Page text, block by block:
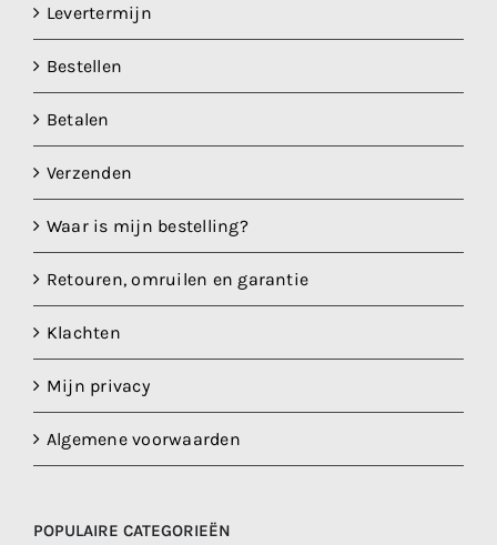
Levertermijn
Bestellen
Betalen
Verzenden
Waar is mijn bestelling?
Retouren, omruilen en garantie
Klachten
Mijn privacy
Algemene voorwaarden
POPULAIRE CATEGORIEËN